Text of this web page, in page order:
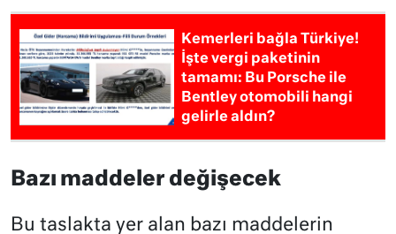
Kemerleri bağla Türkiye!
İşte vergi paketinin
tamamı: Bu Porsche ile
Bentley otomobili hangi
gelirle aldın?
Bazı maddeler değişecek
Bu taslakta yer alan bazı maddelerin